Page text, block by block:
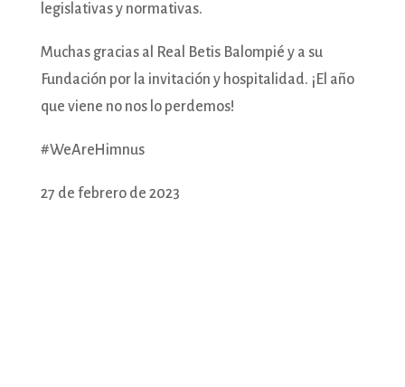
legislativas y normativas.
Muchas gracias al Real Betis Balompié y a su
Fundación por la invitación y hospitalidad. ¡El año
que viene no nos lo perdemos!
#WeAreHimnus
27 de febrero de 2023